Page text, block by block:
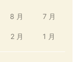
8 月 7 月
2 月 1 月